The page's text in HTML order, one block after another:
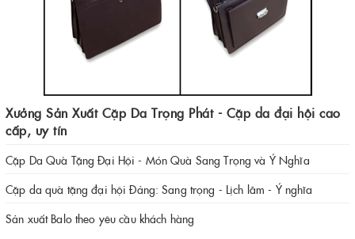
Xưởng Sản Xuất Cặp Da Trọng Phát - Cặp da đại hội cao
cấp, uy tín
Cặp Da Quà Tặng Đại Hội - Món Quà Sang Trọng và Ý Nghĩa
Cặp da quà tặng đại hội Đảng: Sang trọng - Lịch lãm - Ý nghĩa
Sản xuất Balo theo yêu cầu khách hàng